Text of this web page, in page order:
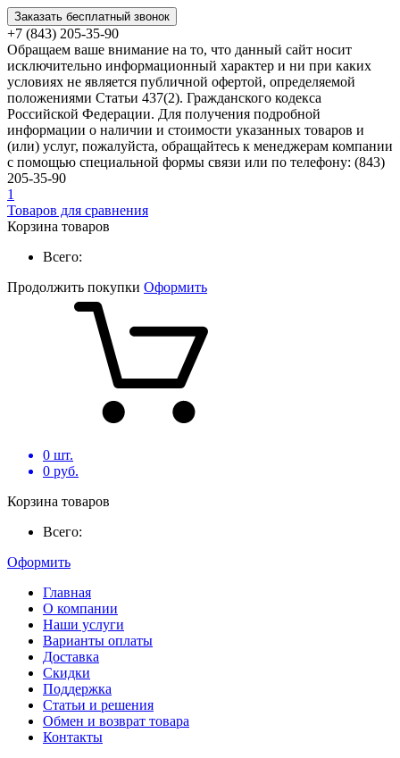
Заказать бесплатный звонок
+7 (843) 205-35-90
Обращаем ваше внимание на то, что данный сайт носит
исключительно информационный характер и ни при каких
условиях не является публичной офертой, определяемой
положениями Статьи 437(2). Гражданского кодекса
Российской Федерации. Для получения подробной
информации о наличии и стоимости указанных товаров и
(или) услуг, пожалуйста, обращайтесь к менеджерам компании
с помощью специальной формы связи или по телефону: (843)
205-35-90
1
Товаров для сравнения
Корзина товаров
Всего:
Продолжить покупки Оформить
0 шт.
0 руб.
Корзина товаров
Всего:
Оформить
Главная
О компании
Наши услуги
Варианты оплаты
Доставка
Скидки
Поддержка
Статьи и решения
Обмен и возврат товара
Контакты